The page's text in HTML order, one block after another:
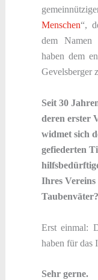
Menschen“,
dem Namen
haben dem
Gevelsberger
Seit 30
deren erster
widmet sich
gefiederten
Ihres
Taubenväter?
Erst einmal:
haben für das
Sehr gerne.